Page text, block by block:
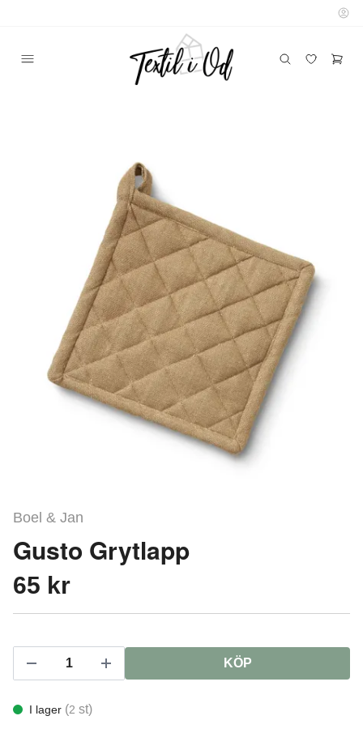
Boel & Jan
Gusto Grytlapp
65 kr
KÖP
I lager (2 st)